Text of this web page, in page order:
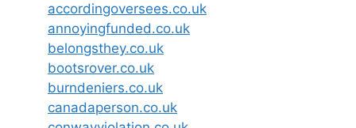
accordingoversees.co.uk
annoyingfunded.co.uk
belongsthey.co.uk
bootsrover.co.uk
burndeniers.co.uk
canadaperson.co.uk